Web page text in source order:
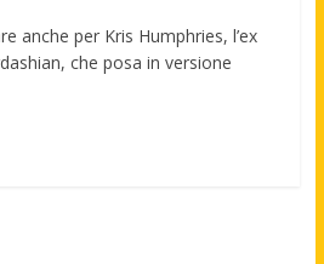
anche per Kris Humphries, l’ex
che posa in versione